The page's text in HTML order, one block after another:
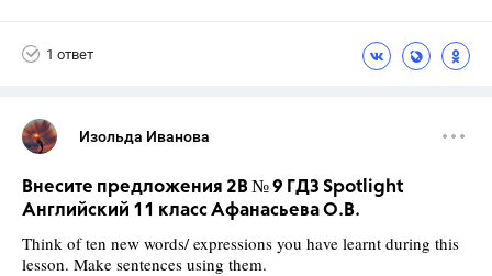
1 ответ
Изольда Иванова
Внесите предложения 2B № 9 ГДЗ Spotlight
Английский 11 класс Афанасьева О.В.
Think of ten new words/ expressions you have learnt during this
lesson. Make sentences using them.